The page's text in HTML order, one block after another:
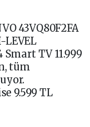
43VQ80F2FA
LEVEL
Smart TV 11.999
tüm
9.599 TL